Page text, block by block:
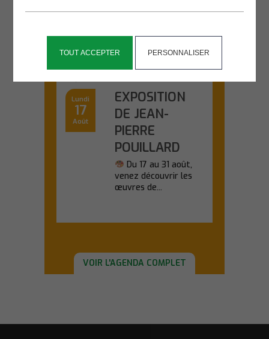
TOUT ACCEPTER PERSONNALISER
SALLE KANEVEDENN
Lundi
17
Août
EXPOSITION
DE JEAN-
PIERRE
POUILLARD
Du 17 au 31 août,
venez découvrir les
œuvres de...
VOIR L'AGENDA COMPLET